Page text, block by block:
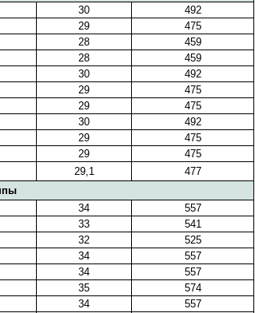
30
492
29
475
28
459
28
459
30
492
29
475
29
475
30
492
29
475
29
475
29,1
477
34
557
33
541
32
525
34
557
34
557
35
574
34
557